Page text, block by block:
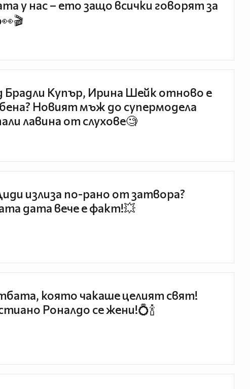
у нас – ето защо всички говорят за
Брадли Купър, Ирина Шейк отново е
Новият мъж до супермодела
лавина от слухове🧐
излиза по-рано от затвора?
дата вече е факт!💥
която чакаше целият свят!
Роналдо се жени!💍🍾